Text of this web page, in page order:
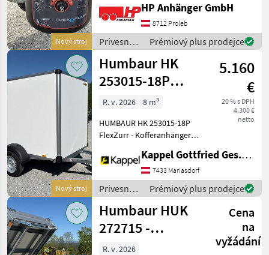
Nový stroj
ca. 2160 kg Bordwände
ALU-Eloxiert 4-Seiten
klappbar mit
Spannverschlüßen, Boden
Stahlplatte verzinkt, 6
HP Anhänger GmbH
8712 Proleb
Privesné
vozíky /
Humbaur
Prémiový plus prodejce
Nový stroj
Humbaur HK
253015-18P
FlexZurr -
5.160
€
20 % s DPH
4.300 €
netto
R. v. 2026
8 m³
HUMBAUR HK 253015-18P
FlexZurr - Kofferanhänger •
Kofferanhänger • zulässiges
Gesamtgewicht: 2.500 kg •
Nutzlast: 1.885 kg •
Innenmaße: 3.0
Kappel Gottfried Ges.m.b.H.
7433 Mariasdorf
Privesné
vozíky /
Humbaur
Prémiový plus prodejce
Humbaur HUK
272715 -
Rückwärtskipper
Cena
na
vyžádání
R. v. 2026